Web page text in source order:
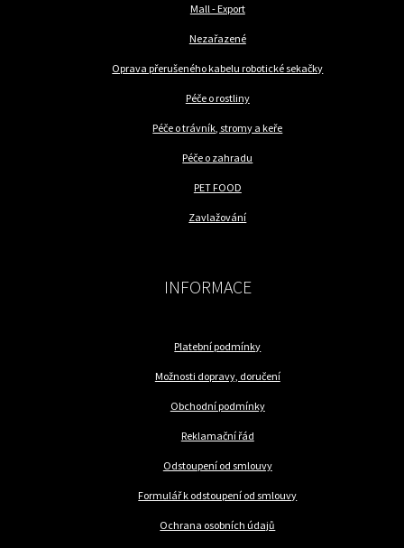
Mall - Export
Nezařazené
Oprava přerušeného kabelu robotické sekačky
Péče o rostliny
Péče o trávník, stromy a keře
Péče o zahradu
PET FOOD
Zavlažování
INFORMACE
Platební podmínky
Možnosti dopravy, doručení
Obchodní podmínky
Reklamační řád
Odstoupení od smlouvy
Formulář k odstoupení od smlouvy
Ochrana osobních údajů